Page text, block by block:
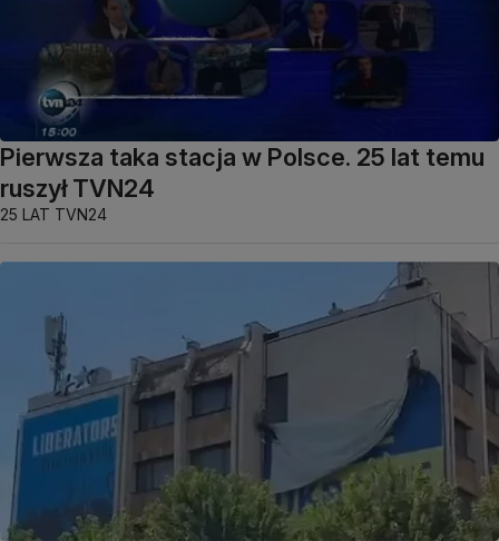
Pierwsza taka stacja w Polsce. 25 lat temu
ruszył TVN24
25 LAT TVN24